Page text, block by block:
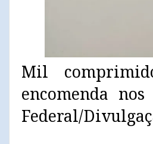
Mil
encomenda
Federal/